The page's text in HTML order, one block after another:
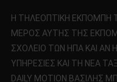
Η ΤΗΛΕΟΠΤΙΚΗ
ΜΕΡΟΣ ΑΥΤΗΣ ΤΗΣ
ΣΧΟΛΕΙΟ ΤΩΝ ΗΠΑ ΚΑΙ
ΥΠΗΡΕΣΙΕΣ ΚΑΙ ΤΗ ΝΕΑ
DAILY MOTION ΒΑΣΙΛΗΣ